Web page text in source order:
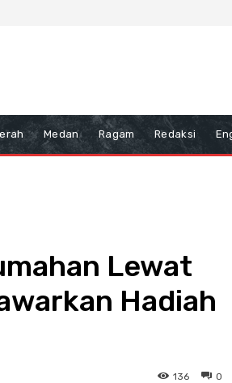
Medan Ragam Redaksi
Lewat
Hadiah
0
136